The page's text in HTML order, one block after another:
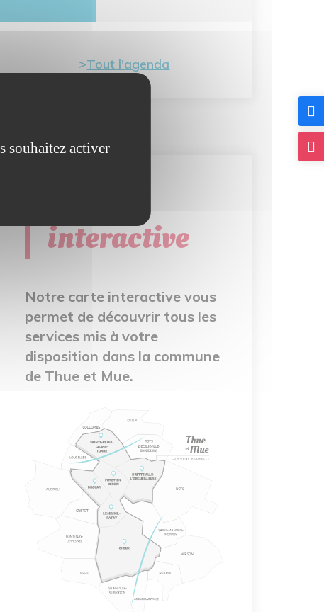
Tout l'agenda
interactive
Notre carte interactive vous
permet de découvrir tous les
services mis à votre
disposition dans la commune
de Thue et Mue.
souhaitez activer